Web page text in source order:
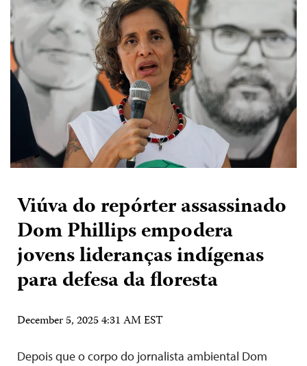
Viúva do repórter assassinado
Dom Phillips empodera
jovens lideranças indígenas
para defesa da floresta
December 5, 2025 4:31 AM EST
Depois que o corpo do jornalista ambiental Dom